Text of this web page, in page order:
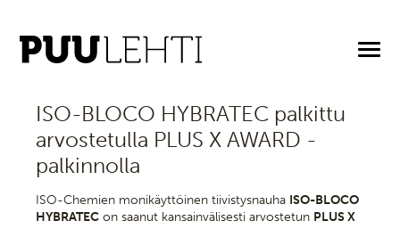
1.12.2025
ISO-BLOCO HYBRATEC palkittu
arvostetulla PLUS X AWARD -
palkinnolla
ISO-Chemien monikäyttöinen tiivistysnauha ISO-BLOCO
HYBRATEC on saanut kansainvälisesti arvostetun PLUS X